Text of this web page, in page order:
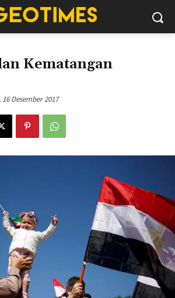
Kematangan
Desember 2017